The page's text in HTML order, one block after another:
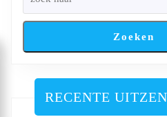
Zoeken
RECENTE